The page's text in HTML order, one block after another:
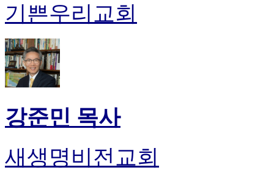
기쁜우리교회
강준민 목사
새생명비전교회